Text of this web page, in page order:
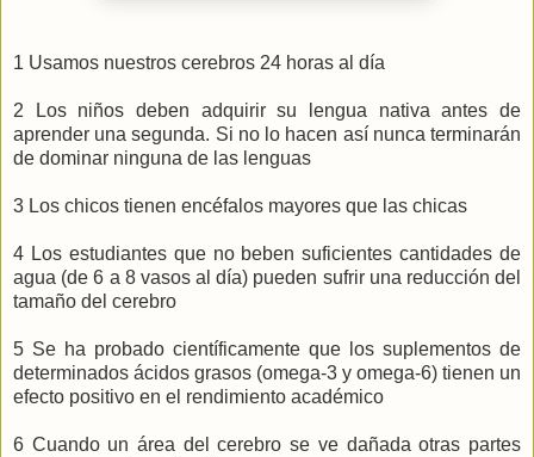
1 Usamos nuestros cerebros 24 horas al día
2 Los niños deben adquirir su lengua nativa antes de
aprender una segunda. Si no lo hacen así nunca terminarán
de dominar ninguna de las lenguas
3 Los chicos tienen encéfalos mayores que las chicas
4 Los estudiantes que no beben suficientes cantidades de
agua (de 6 a 8 vasos al día) pueden sufrir una reducción del
tamaño del cerebro
5 Se ha probado científicamente que los suplementos de
determinados ácidos grasos (omega-3 y omega-6) tienen un
efecto positivo en el rendimiento académico
6 Cuando un área del cerebro se ve dañada otras partes